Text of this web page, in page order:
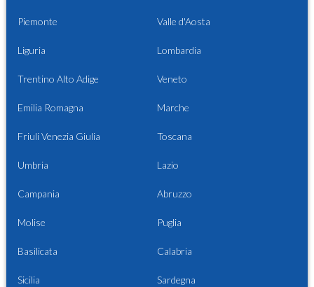
Piemonte Valle d'Aosta
Liguria Lombardia
Trentino Alto Adige Veneto
Emilia Romagna Marche
Friuli Venezia Giulia Toscana
Umbria Lazio
Campania Abruzzo
Molise Puglia
Basilicata Calabria
Sicilia Sardegna